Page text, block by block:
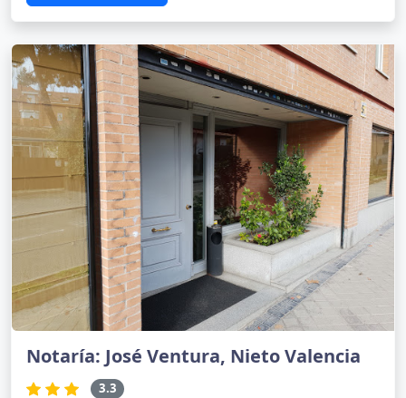
Notaría: José Ventura, Nieto Valencia
3.3